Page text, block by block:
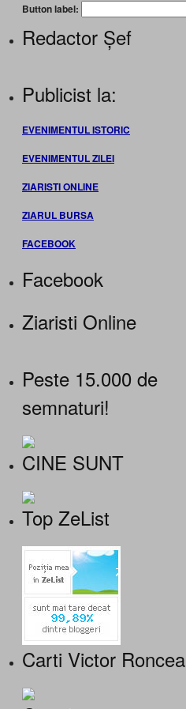
Button label:
Redactor Șef
Publicist la:
EVENIMENTUL ISTORIC
EVENIMENTUL ZILEI
ZIARISTI ONLINE
ZIARUL BURSA
FACEBOOK
Facebook
Ziaristi Online
Peste 15.000 de
semnaturi!
CINE SUNT
Top ZeList
Carti Victor Roncea